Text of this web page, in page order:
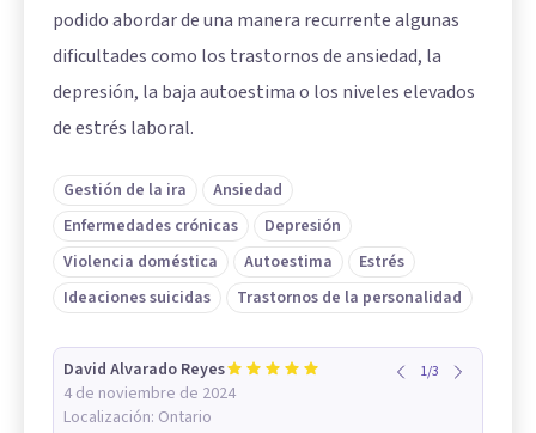
podido abordar de una manera recurrente algunas
dificultades como los trastornos de ansiedad, la
depresión, la baja autoestima o los niveles elevados
de estrés laboral.
Gestión de la ira
Ansiedad
Enfermedades crónicas
Depresión
Violencia doméstica
Autoestima
Estrés
Ideaciones suicidas
Trastornos de la personalidad
David Alvarado Reyes
4 de noviembre de 2024
Localización: Ontario
1/3